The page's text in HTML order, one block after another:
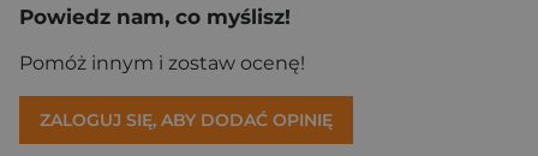
Powiedz nam, co myślisz!
Pomóż innym i zostaw ocenę!
ZALOGUJ SIĘ, ABY DODAĆ OPINIĘ